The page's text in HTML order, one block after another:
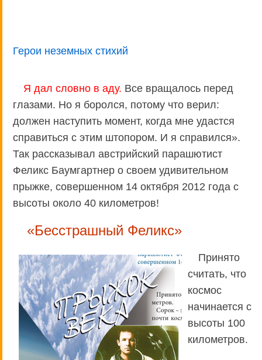
Герои неземных стихий
Я дал словно в аду. Все вращалось перед
глазами. Но я боролся, потому что верил:
должен наступить момент, когда мне удастся
справиться с этим штопором. И я справился».
Так рассказывал австрийский парашютист
Феликс Баумгартнер о своем удивительном
прыжке, совершенном 14 октября 2012 года с
высоты около 40 километров!
«Бесстрашный Феликс»
Принято
считать, что
космос
начинается с
высоты 100
километров.